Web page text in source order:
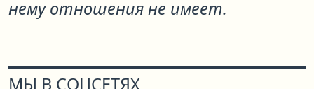
нему отношения не имеет.
МЫ В СОЦСЕТЯХ